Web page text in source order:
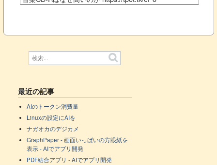
最近の記事
AIのトークン消費量
Linuxの設定にAIを
ナガオカのデジカメ
GraphPaper - 画面いっぱいの方眼紙を
表示 - AIでアプリ開発
PDF結合アプリ - AIでアプリ開発